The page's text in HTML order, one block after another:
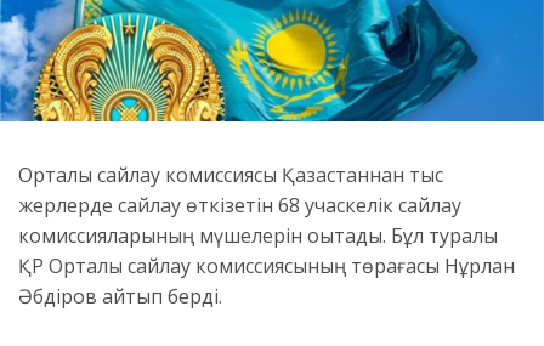
Орталық сайлау комиссиясы Қазақстаннан тыс
жерлерде сайлау өткізетін 68 учаскелік сайлау
комиссияларының мүшелерін оқытады. Бұл туралы
ҚР Орталық сайлау комиссиясының төрағасы Нұрлан
Әбдіров айтып берді.